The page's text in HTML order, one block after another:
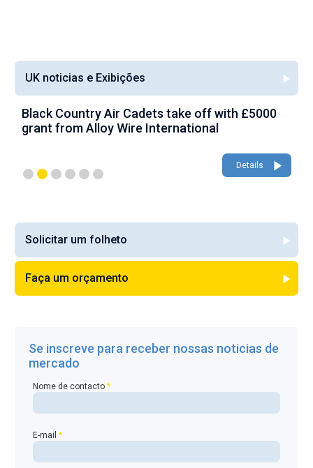
UK noticias e Exibições
Black Country Air Cadets take off with £5000
grant from Alloy Wire International
Details
Solicitar um folheto
Faça um orçamento
Se inscreve para receber nossas noticias de
mercado
Nome de contacto*
E-mail*